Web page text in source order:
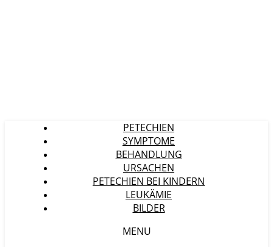
PETECHIEN
SYMPTOME
BEHANDLUNG
URSACHEN
PETECHIEN BEI KINDERN
LEUKÄMIE
BILDER
MENU